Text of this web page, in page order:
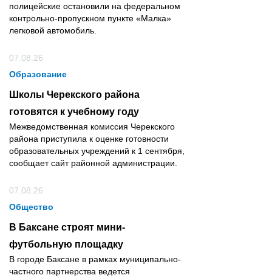
полицейские остановили на федеральном
контрольно-пропускном пункте «Малка»
легковой автомобиль.
07.08.26
Образование
Школы Черекского района
готовятся к учебному году
Межведомственная комиссия Черекского
района приступила к оценке готовности
образовательных учреждений к 1 сентября,
сообщает сайт районной администрации.
07.08.26
Общество
В Баксане строят мини-
футбольную площадку
В городе Баксане в рамках муниципально-
частного партнерства ведется